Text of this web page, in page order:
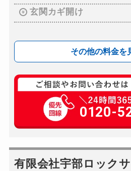
玄関カギ開け
その他の料金を
玄関カギ複製
玄関カギ開け
玄関カギ修理
玄関カギ交換
0120-
有限会社宇部ロック